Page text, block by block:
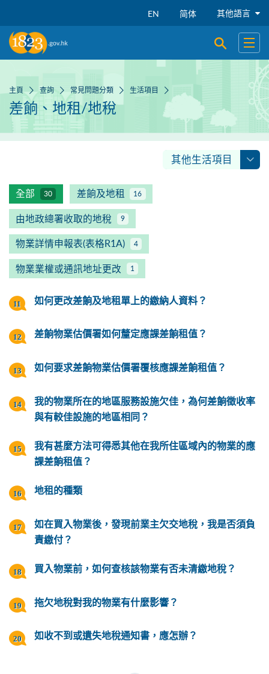
EN 简体 其他語言
開啟搜尋
開啟
主頁 查詢 常見問題分類 生活項目
差餉、地租/地稅
其他生活項目
全部 30 差餉及地租 16
由地政總署收取的地稅 9
物業詳情申報表(表格R1A) 4
物業業權或通訊地址更改 1
如何更改差餉及地租單上的繳納人資料？
差餉物業估價署如何釐定應課差餉租值？
如何要求差餉物業估價署覆核應課差餉租值？
我的物業所在的地區服務設施欠佳，為何差餉徵收率
與有較佳設施的地區相同？
我有甚麼方法可得悉其他在我所住區域內的物業的應
課差餉租值？
地租的種類
如在買入物業後，發現前業主欠交地稅，我是否須負
責繳付？
買入物業前，如何查核該物業有否未清繳地稅？
拖欠地稅對我的物業有什麼影響？
如收不到或遺失地稅通知書，應怎辦？